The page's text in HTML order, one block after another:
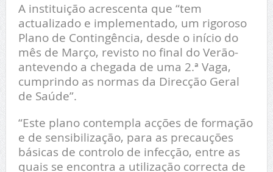
A instituição acrescenta que “tem
actualizado e implementado, um rigoroso
Plano de Contingência, desde o início do
mês de Março, revisto no final do Verão-
antevendo a chegada de uma 2.ª Vaga,
cumprindo as normas da Direcção Geral
de Saúde”.
“Este plano contempla acções de formação
e de sensibilização, para as precauções
básicas de controlo de infecção, entre as
quais se encontra a utilização correcta de